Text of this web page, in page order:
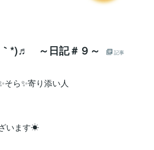
｀*)♬ ～日記＃９～ 記事
そら✨寄り添い人
います☀